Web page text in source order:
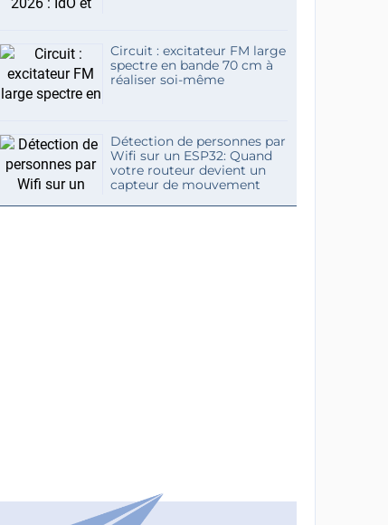
Circuit : excitateur FM large
spectre en bande 70 cm à
réaliser soi-même
Détection de personnes par
Wifi sur un ESP32: Quand
votre routeur devient un
capteur de mouvement